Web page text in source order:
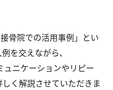
骨院での活用事例」とい
を交えながら、
ニケーションやリピー
く解説させていただきま